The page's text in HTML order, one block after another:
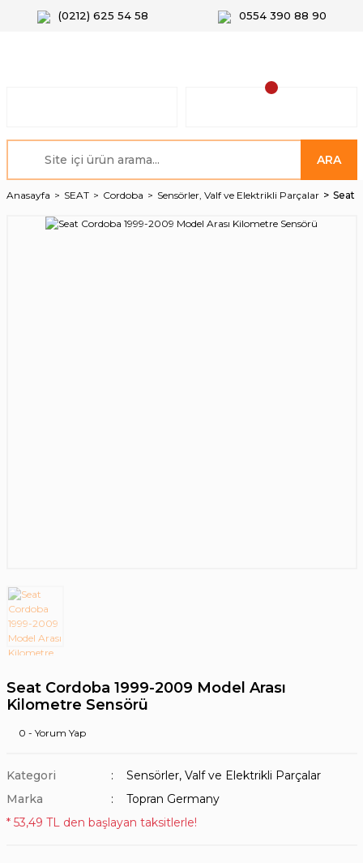
(0212) 625 54 58 0554 390 88 90
ARA
Anasayfa SEAT Cordoba Sensörler, Valf ve Elektrikli Parçalar Seat
Seat Cordoba 1999-2009 Model Arası
Kilometre Sensörü
0 - Yorum Yap
Kategori
Sensörler, Valf ve Elektrikli Parçalar
Marka
Topran Germany
* 53,49 TL den başlayan taksitlerle!